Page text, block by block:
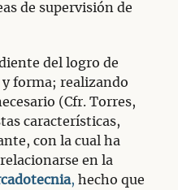
de supervisión de
del logro de
forma; realizando
(Cfr. Torres,
características,
con la cual ha
en la
, hecho que